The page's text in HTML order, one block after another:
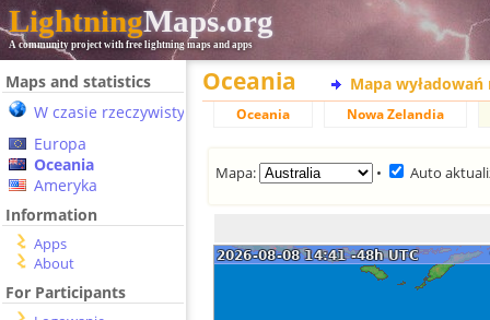
LightningMaps.org
A community project with free lightning maps and apps
Maps and statistics
W czasie rzeczywistym
Europa
Oceania
Ameryka
Information
Apps
About
For Participants
Oceania Mapa wyładowań
Oceania Nowa Zelandia
Mapa: • Auto